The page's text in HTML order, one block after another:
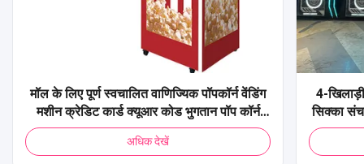
मॉल के लिए पूर्ण स्वचालित वाणिज्यिक पॉपकॉर्न वेंडिंग
मशीन क्रेडिट कार्ड क्यूआर कोड भुगतान पॉप कॉर्न
वेंडिंग मशीन
अधिक देखें
4-
सिक्का
शूटिंग